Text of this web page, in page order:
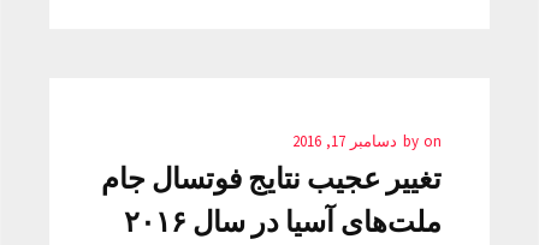
by on دسامبر 17, 2016
تغییر عجیب نتایج فوتسال جام
ملت‌های آسیا در سال ۲۰۱۶